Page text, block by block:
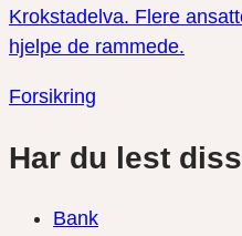
Krokstadelva. Flere
hjelpe de rammede.
Forsikring
Har du lest
Bank